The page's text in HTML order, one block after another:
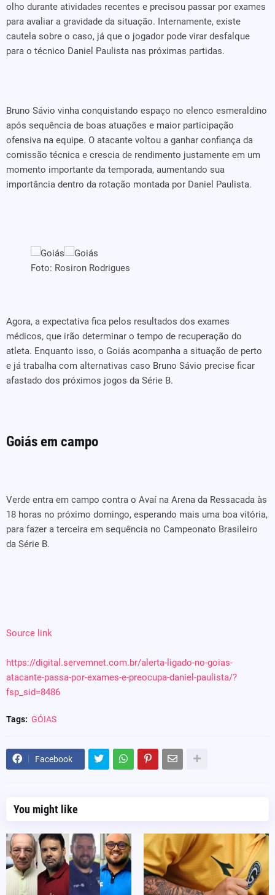
olho durante atividades recentes e precisou passar por exames
para avaliar a gravidade da situação. Internamente, existe
cautela sobre o caso, já que o jogador pode virar desfalque
para o técnico Daniel Paulista nas próximas partidas.
Bruno Sávio vinha conquistando espaço no elenco esmeraldino
após sequência de boas atuações e maior participação
ofensiva na equipe. O atacante voltou a ganhar confiança da
comissão técnica e crescia de rendimento justamente em um
momento importante da temporada, aumentando sua
importância dentro da rotação montada por Daniel Paulista.
Foto: Rosiron Rodrigues
Agora, a expectativa fica pelos resultados dos exames
médicos, que irão determinar o tempo de recuperação do
atleta. Enquanto isso, o Goiás acompanha a situação de perto
e já trabalha com alternativas caso Bruno Sávio precise ficar
afastado dos próximos jogos da Série B.
Goiás em campo
Verde entra em campo contra o Avaí na Arena da Ressacada às
18 horas no próximo domingo, esperando mais uma boa vitória,
para fazer a terceira em sequência no Campeonato Brasileiro
da Série B.
Source link
https://digital.servemnet.com.br/alerta-ligado-no-goias-
atacante-passa-por-exames-e-preocupa-daniel-paulista/?
fsp_sid=8486
Tags: GÓIAS
Facebook
You might like